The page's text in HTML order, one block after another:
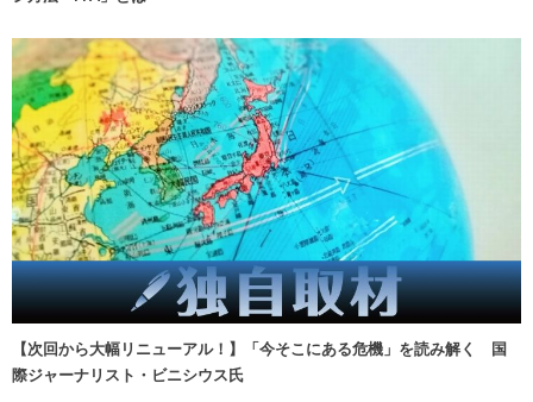
【次回から大幅リニューアル！】「今そこにある危機」を読み解く 国
際ジャーナリスト・ビニシウス氏